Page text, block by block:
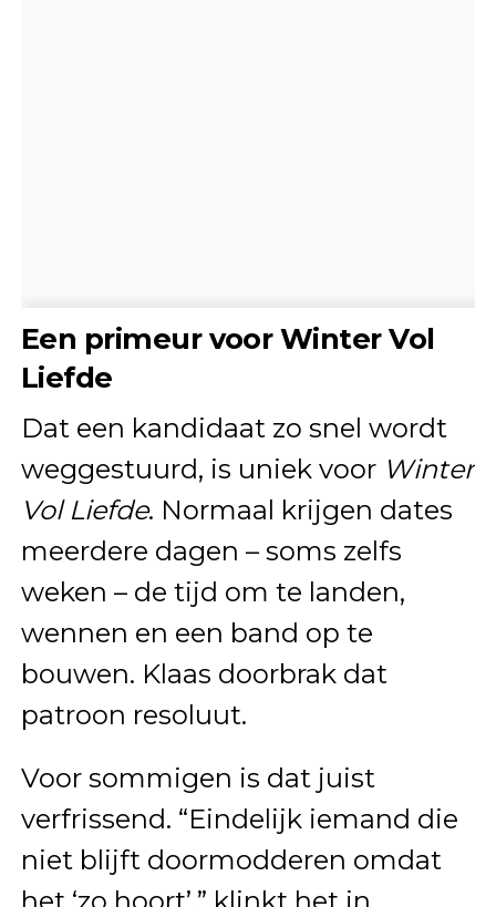
Een primeur voor Winter Vol
Liefde
Dat een kandidaat zo snel wordt
weggestuurd, is uniek voor Winter
Vol Liefde. Normaal krijgen dates
meerdere dagen – soms zelfs
weken – de tijd om te landen,
wennen en een band op te
bouwen. Klaas doorbrak dat
patroon resoluut.
Voor sommigen is dat juist
verfrissend. “Eindelijk iemand die
niet blijft doormodderen omdat